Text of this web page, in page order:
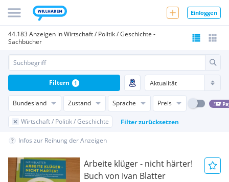
Einloggen
44.183 Anzeigen in Wirtschaft / Politik / Geschichte -
Sachbücher
Bundesland Zustand Sprache Preis
Wirtschaft / Politik / Geschichte Filter zurücksetzen
Filtern 1
Infos zur Reihung der Anzeigen
Arbeite klüger - nicht härter!
Buch von Ivan Blatter